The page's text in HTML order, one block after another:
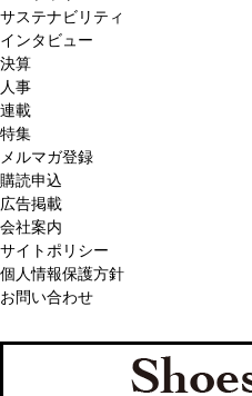
サステナビリティ
インタビュー
決算
人事
連載
特集
メルマガ登録
購読申込
広告掲載
会社案内
サイトポリシー
個人情報保護方針
お問い合わせ